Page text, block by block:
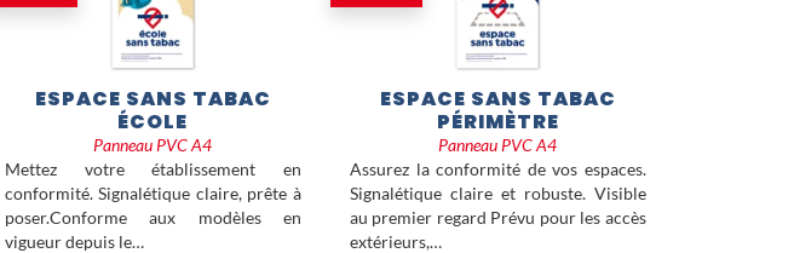
ESPACE SANS TABAC
ÉCOLE
Panneau PVC A4
Mettez votre établissement en
conformité. Signalétique claire, prête à
poser.Conforme aux modèles en
vigueur depuis le…
ESPACE SANS TABAC
PÉRIMÈTRE
Panneau PVC A4
Assurez la conformité de vos espaces.
Signalétique claire et robuste. Visible
au premier regard Prévu pour les accès
extérieurs,…